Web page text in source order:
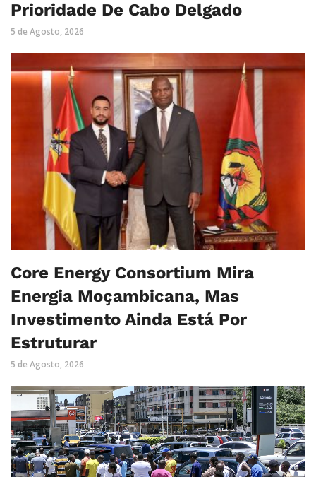
Prioridade De Cabo Delgado
5 de Agosto, 2026
Core Energy Consortium Mira
Energia Moçambicana, Mas
Investimento Ainda Está Por
Estruturar
5 de Agosto, 2026